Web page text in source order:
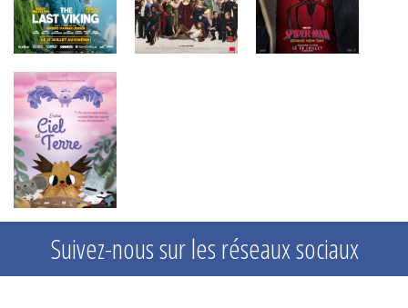
Suivez-nous sur les réseaux sociaux